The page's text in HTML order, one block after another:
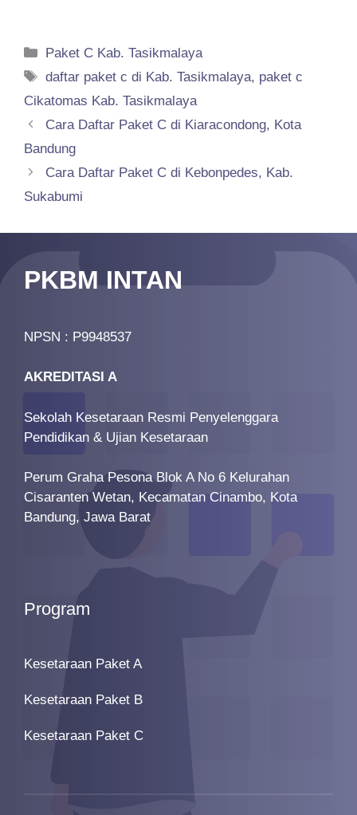
Categories
Paket C Kab. Tasikmalaya
Tags
daftar paket c di Kab. Tasikmalaya, paket c
Cikatomas Kab. Tasikmalaya
Cara Daftar Paket C di Kiaracondong, Kota
Bandung
Cara Daftar Paket C di Kebonpedes, Kab.
Sukabumi
PKBM INTAN
NPSN : P9948537
AKREDITASI A
Sekolah Kesetaraan Resmi Penyelenggara
Pendidikan & Ujian Kesetaraan
Perum Graha Pesona Blok A No 6 Kelurahan
Cisaranten Wetan, Kecamatan Cinambo, Kota
Bandung, Jawa Barat
Program
Kesetaraan Paket A
Kesetaraan Paket B
Kesetaraan Paket C